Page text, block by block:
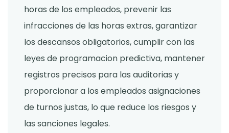
horas de los empleados, prevenir las
infracciones de las horas extras, garantizar
los descansos obligatorios, cumplir con las
leyes de programacion predictiva, mantener
registros precisos para las auditorias y
proporcionar a los empleados asignaciones
de turnos justas, lo que reduce los riesgos y
las sanciones legales.